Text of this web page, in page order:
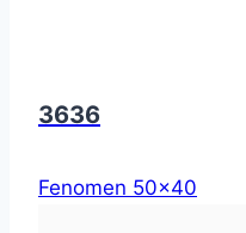
3636
Fenomen 50x40